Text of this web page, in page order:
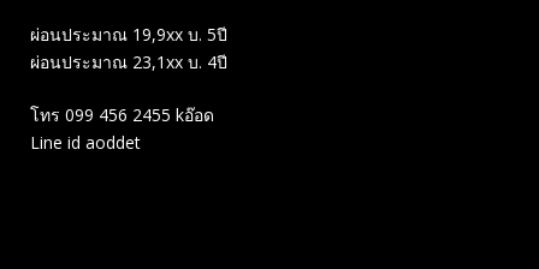
ผ่อนประมาณ 19,9xx บ. 5ปี
ผ่อนประมาณ 23,1xx บ. 4ปี
โทร 099 456 2455 kอ๊อด
Line id aoddet